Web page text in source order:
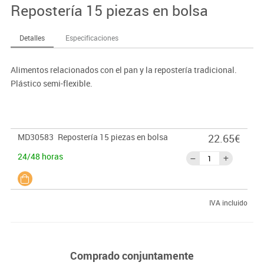
Repostería 15 piezas en bolsa
Detalles Especificaciones
Alimentos relacionados con el pan y la repostería tradicional.
Plástico semi-flexible.
MD30583 Repostería 15 piezas en bolsa
24/48 horas
22.65€
IVA incluido
Comprado conjuntamente